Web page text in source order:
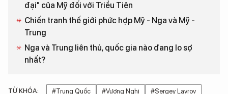
đại" của Mỹ đối với Triều Tiên
Chiến tranh thế giới phức hợp Mỹ - Nga và Mỹ -
Trung
Nga và Trung liên thủ, quốc gia nào đang lo sợ
nhất?
TỪ KHÓA: #Trung Quốc #Vương Nghị
#Sergey Lavrov